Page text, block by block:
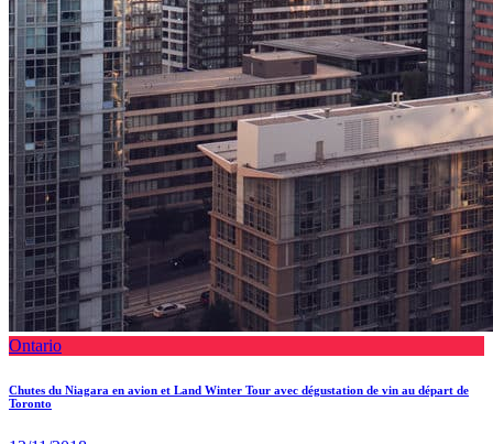
Ontario
Chutes du Niagara en avion et Land Winter Tour avec dégustation de vin au départ de
Toronto